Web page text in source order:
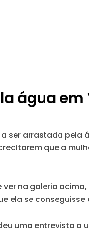
água
ser arrastada pela
que a
ver na galeria
ela se conseguisse
uma entrevista a